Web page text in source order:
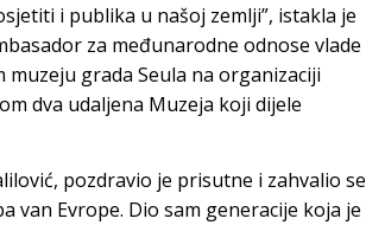
i publika u našoj zemlji”, istakla je
za međunarodne odnose vlade
grada Seula na organizaciji
dva udaljena Muzeja koji dijele
pozdravio je prisutne i zahvalio se
van Evrope. Dio sam generacije koja je